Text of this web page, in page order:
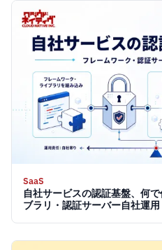
SaaS
自社サービスの認証基盤、何
ブラリ・認証サーバー自社運